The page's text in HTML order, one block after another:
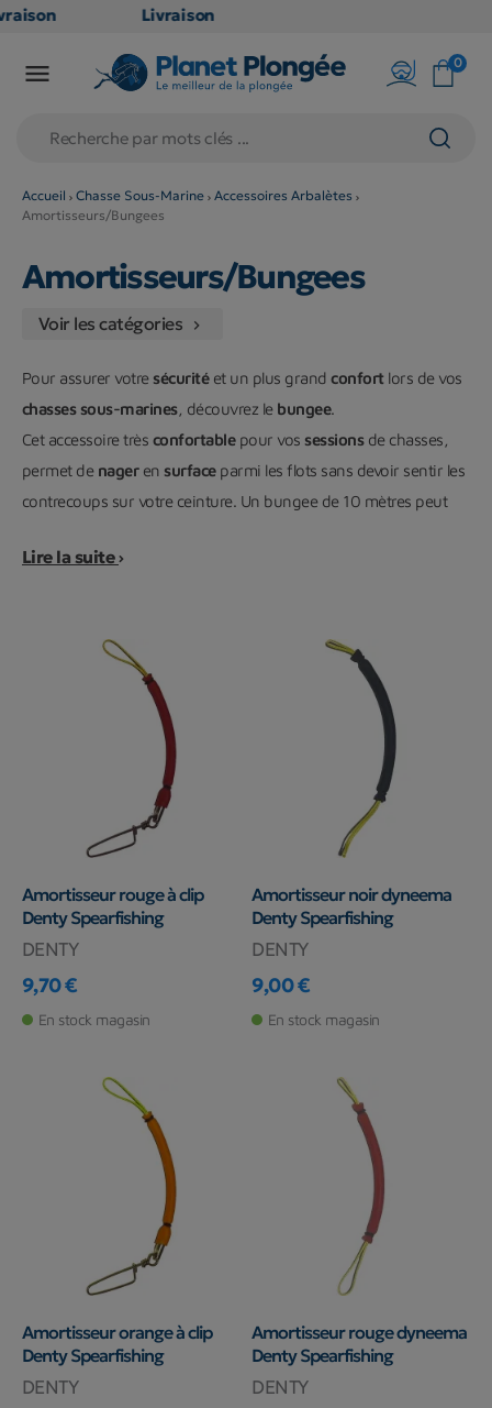
Livraison
en point
79€
(hors
produits
volumineux
éligibles)
 0
Accueil Chasse Sous-Marine
Accessoires Arbalètes
Amortisseurs/Bungees
Amortisseurs/Bungees
Voir les catégories 
Pour assurer votre sécuritéet un plus grandconfortlors de vos
chasses sous-marines, découvrez le bungee.
Cet accessoire très confortablepour vos sessionsde chasses,
permet de nageren surfaceparmi les flots sans devoir sentir les
contrecoups sur votre ceinture. Un bungee de 10 mètres peut
Cet accessoire de chasse sous-marine est très
des plus grandes marques comme
,Salvimar
Lire la suite
Amortisseur rouge à clip
Denty Spearfishing
DENTY
Prix
9,70 €
En stock magasin
Amortisseur noir dyneema
Denty Spearfishing
DENTY
Prix
9,00 €
En stock magasin
Amortisseur orange à clip
Denty Spearfishing
DENTY
Amortisseur rouge dyneema
Denty Spearfishing
DENTY